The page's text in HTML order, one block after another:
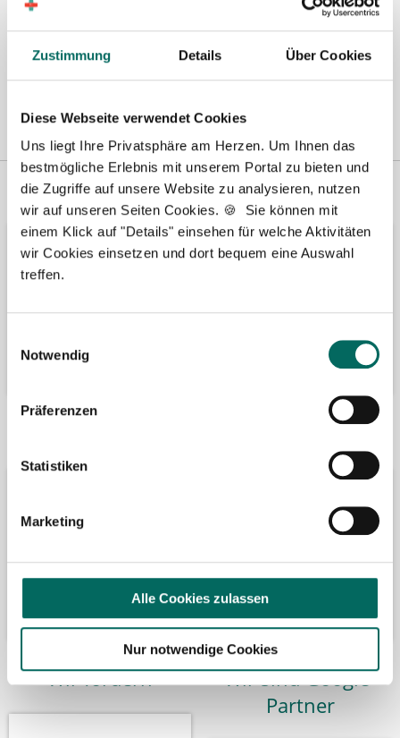
Zustimmung Details Über Cookies
Diese Webseite verwendet Cookies
Uns liegt Ihre Privatsphäre am Herzen. Um Ihnen das
bestmögliche Erlebnis mit unserem Portal zu bieten und
die Zugriffe auf unsere Website zu analysieren, nutzen
wir auf unseren Seiten Cookies. 🍪 Sie können mit
einem Klick auf "Details" einsehen für welche Aktivitäten
wir Cookies einsetzen und dort bequem eine Auswahl
treffen.
Notwendig
Präferenzen
Statistiken
Marketing
Alle Cookies zulassen
Nur notwendige Cookies
Vertreten in Wir fördern
Wir fördern
Wir sind Google-
Partner